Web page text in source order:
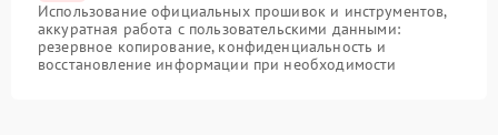
Использование официальных прошивок и инструментов,
аккуратная работа с пользовательскими данными:
резервное копирование, конфиденциальность и
восстановление информации при необходимости